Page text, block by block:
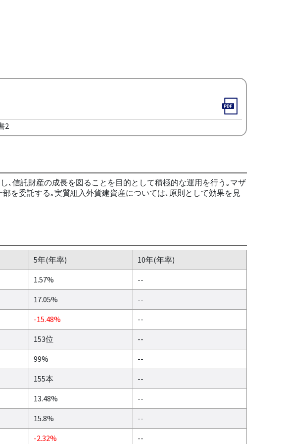
2
､信託財産の成長を図ることを目的として積極的な運用を行う｡マザ
を委託する｡実質組入外貨建資産については､原則として効果を見
5年(年率)
10年(年率)
1.57%
--
17.05%
--
-15.48%
--
153位
--
99%
--
155本
--
13.48%
--
15.8%
--
-2.32%
--